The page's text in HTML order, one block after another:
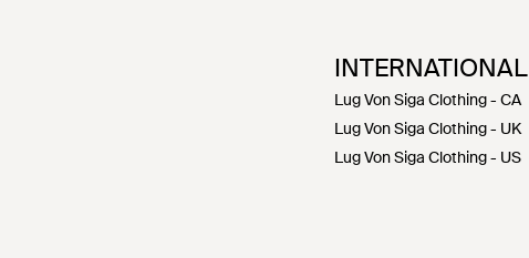
INTERNATIONAL
Lug Von Siga Clothing - CA
Lug Von Siga Clothing - UK
Lug Von Siga Clothing - US